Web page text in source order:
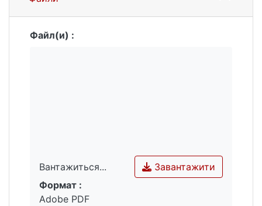
Файл(и) :
Вантажиться...
Вантажиться...
Завантажити
Формат :
Adobe PDF